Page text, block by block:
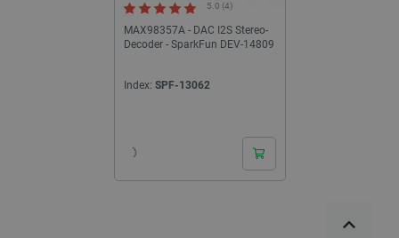
MAX98357A - DAC I2S Stereo-
Decoder - SparkFun DEV-14809
5.0 (4)
Index: SPF-13062